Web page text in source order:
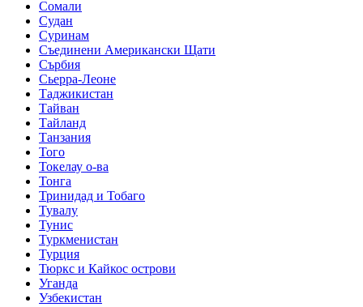
Сомали
Судан
Суринам
Съединени Американски Щати
Сърбия
Сьерра-Леоне
Таджикистан
Тайван
Тайланд
Танзания
Того
Токелау о-ва
Тонга
Тринидад и Тобаго
Тувалу
Тунис
Туркменистан
Турция
Тюркс и Кайкос острови
Уганда
Узбекистан